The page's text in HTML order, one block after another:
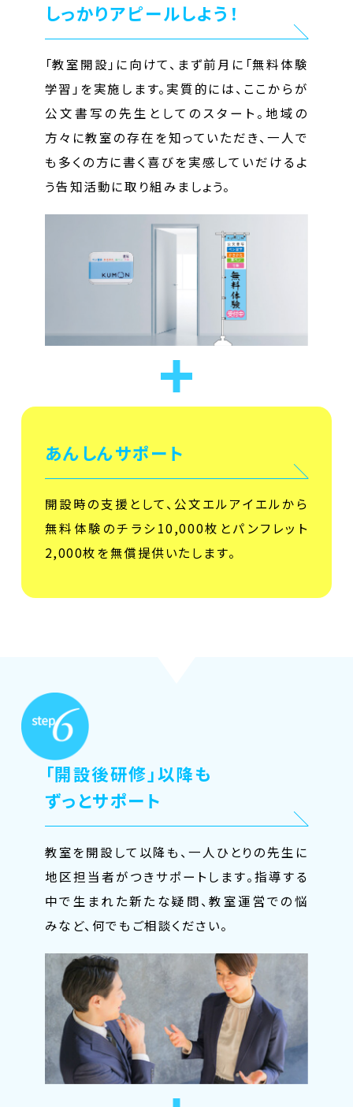
しっかりアピールしよう！
「教室開設」に向けて、まず前月に「無料体験
学習」を実施します。実質的には、ここからが
公文書写の先生としてのスタート。地域の
方々に教室の存在を知っていただき、一人で
も多くの方に書く喜びを実感していだけるよ
う告知活動に取り組みましょう。
あんしんサポート
開設時の支援として、公文エルアイエルから
無料体験のチラシ10,000枚とパンフレット
2,000枚を無償提供いたします。
「開設後研修」以降も
ずっとサポート
教室を開設して以降も、一人ひとりの先生に
地区担当者がつきサポートします。指導する
中で生まれた新たな疑問、教室運営での悩
みなど、何でもご相談ください。